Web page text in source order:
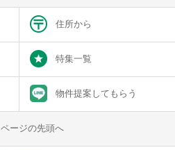
住所から
特集一覧
物件提案してもらう
ページの先頭へ